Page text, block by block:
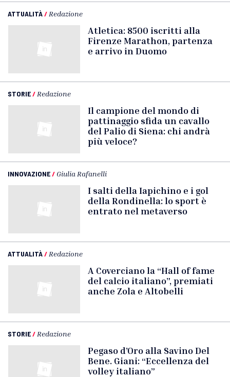
ATTUALITÀ/ Redazione
Atletica: 8500 iscritti alla
Firenze Marathon, partenza
e arrivo in Duomo
STORIE/ Redazione
Il campione del mondo di
pattinaggio sfida un cavallo
del Palio di Siena: chi andrà
più veloce?
INNOVAZIONE/ Giulia Rafanelli
I salti della Iapichino e i gol
della Rondinella: lo sport è
entrato nel metaverso
ATTUALITÀ/ Redazione
A Coverciano la “Hall of fame
del calcio italiano”, premiati
anche Zola e Altobelli
STORIE/ Redazione
Pegaso d’Oro alla Savino Del
Bene. Giani: “Eccellenza del
volley italiano”